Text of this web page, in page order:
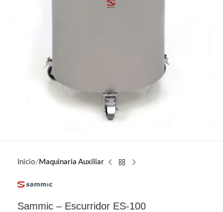
Inicio Maquinaria Auxiliar
Sammic – Escurridor ES-100